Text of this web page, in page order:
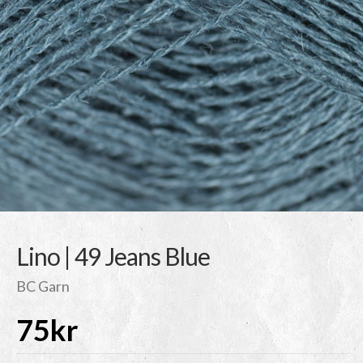
Lino | 49 Jeans Blue
BC Garn
75kr